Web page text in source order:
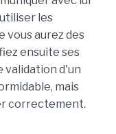
les
vous aurez des
ensuite ses
validation d'un
mais
correctement.